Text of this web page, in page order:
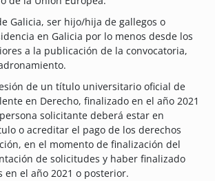
Galicia, ser hijo/hija de gallegos o
en Galicia por lo menos desde los
a la publicación de la convocatoria,
de un título universitario oficial de
en Derecho, finalizado en el año 2021
solicitante deberá estar en
o acreditar el pago de los derechos
en el momento de finalización del
de solicitudes y haber finalizado
en el año 2021 o posterior.